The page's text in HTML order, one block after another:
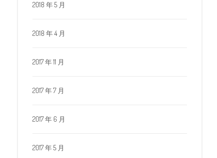
2018 年 5 月
2018 年 4 月
2017 年 11 月
2017 年 7 月
2017 年 6 月
2017 年 5 月